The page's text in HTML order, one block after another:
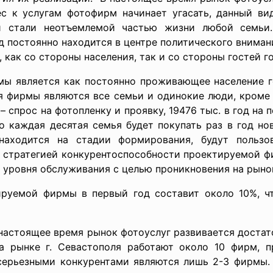
услугам фотофирм начинает угасать, данный
стали неотъемлемой частью жизни любой
находится в центре политического
со стороны населения, так и со стороны гостей
является как постоянно проживающее население
фирмы являются все семьи и одинокие люди, кроме
спрос на фотопленку и проявку, 19476 тыс. в год на
каждая десятая семья будет покупать раз в год
на стадии формирования, будут
конкурентоспособности проектируемой
обслуживания с целью проникновения на
фирмы в первый год составит около 10%,
время рынок фотоуслуг развивается
г. Севастополя работают около 10 фирм,
конкурентами являются лишь 2-3 фирмы.